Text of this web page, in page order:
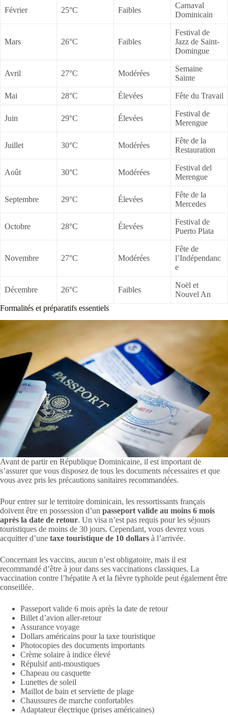
Février 25°C Faibles
Carnaval
Dominicain
Mars 26°C Faibles
Festival de
Jazz de Saint-
Domingue
Avril 27°C Modérées
Semaine
Sainte
Mai 28°C Élevées Fête du Travail
Juin 29°C Élevées
Festival de
Merengue
Juillet 30°C Modérées
Fête de la
Restauration
Août 30°C Modérées
Festival del
Merengue
Septembre 29°C Élevées
Fête de la
Mercedes
Octobre 28°C Élevées
Festival de
Puerto Plata
Novembre 27°C Modérées
Fête de
l’Indépendanc
e
Décembre 26°C Faibles
Noël et
Nouvel An
Formalités et préparatifs essentiels
Avant de partir en République Dominicaine, il est important de
s’assurer que vous disposez de tous les documents nécessaires et que
vous avez pris les précautions sanitaires recommandées.
Pour entrer sur le territoire dominicain, les ressortissants français
doivent être en possession d’un passeport valide au moins 6 mois
après la date de retour. Un visa n’est pas requis pour les séjours
touristiques de moins de 30 jours. Cependant, vous devrez vous
acquitter d’une taxe touristique de 10 dollars à l’arrivée.
Concernant les vaccins, aucun n’est obligatoire, mais il est
recommandé d’être à jour dans ses vaccinations classiques. La
vaccination contre l’hépatite A et la fièvre typhoïde peut également être
conseillée.
Passeport valide 6 mois après la date de retour
Billet d’avion aller-retour
Assurance voyage
Dollars américains pour la taxe touristique
Photocopies des documents importants
Crème solaire à indice élevé
Répulsif anti-moustiques
Chapeau ou casquette
Lunettes de soleil
Maillot de bain et serviette de plage
Chaussures de marche confortables
Adaptateur électrique (prises américaines)